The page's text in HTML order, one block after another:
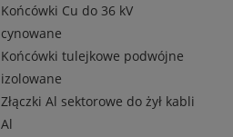
Końcówki Cu do 36 kV
cynowane
Końcówki tulejkowe podwójne
izolowane
Złączki Al sektorowe do żył kabli
Al